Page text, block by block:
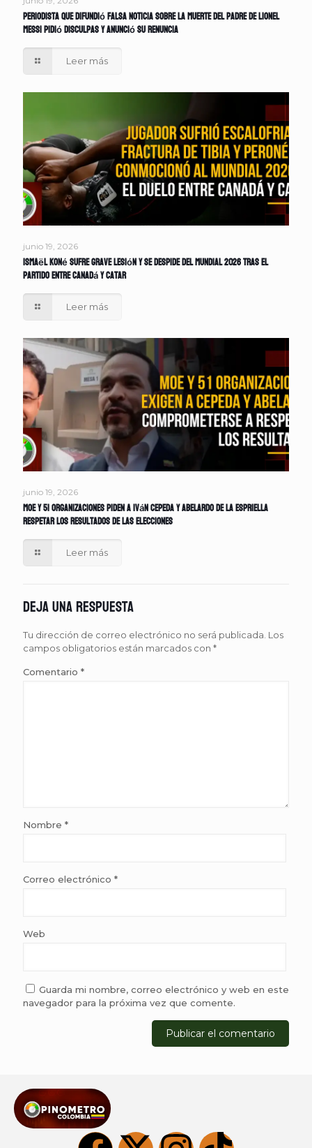
Periodista que difundió falsa noticia sobre la muerte del padre de Lionel
Messi pidió disculpas y anunció su renuncia
Leer más
junio 19, 2026
Ismaël Koné sufre grave lesión y se despide del Mundial 2026 tras el
partido entre Canadá y Catar
Leer más
junio 19, 2026
MOE y 51 organizaciones piden a Iván Cepeda y Abelardo de la Espriella
respetar los resultados de las elecciones
Leer más
Deja una respuesta
Tu dirección de correo electrónico no será publicada. Los
campos obligatorios están marcados con *
Comentario *
Nombre *
Correo electrónico *
Web
Guarda mi nombre, correo electrónico y web en este
navegador para la próxima vez que comente.